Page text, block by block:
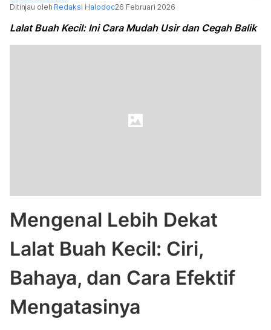
Ditinjau oleh Redaksi Halodoc26 Februari 2026
Lalat Buah Kecil: Ini Cara Mudah Usir dan Cegah Balik
Mengenal Lebih Dekat
Lalat Buah Kecil: Ciri,
Bahaya, dan Cara Efektif
Mengatasinya